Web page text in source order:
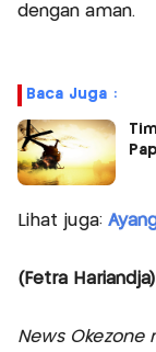
dengan aman.
Baca Juga :
Lihat juga:
(Fetra Hariandja)
News